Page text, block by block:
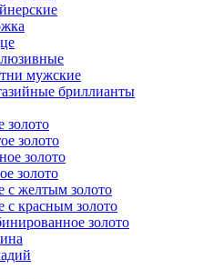
мужские
бриллианты
золото
золото
золото
золото
с желтым золото
с красным золото
золото